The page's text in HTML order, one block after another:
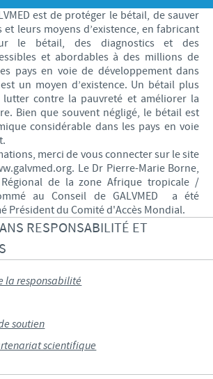
poussin Ceva Inside
de vaccination
de presse
la responsabilité
de soutien
scientifique
NOUS
est de protéger le bétail, de sauver
et leurs moyens d’existence, en fabricant
le bétail, des diagnostics et des
et abordables à des millions de
pays en voie de développement dans
un moyen d’existence. Un bétail plus
contre la pauvreté et améliorer la
Bien que souvent négligé, le bétail est
considérable dans les pays en voie
merci de vous connecter sur le site
Le Dr Pierre-Marie Borne,
de la zone Afrique tropicale /
au Conseil de GALVMED a été
Président du Comité d'Accès Mondial.
RESPONSABILITÉ ET
la responsabilité
soutien
scientifique